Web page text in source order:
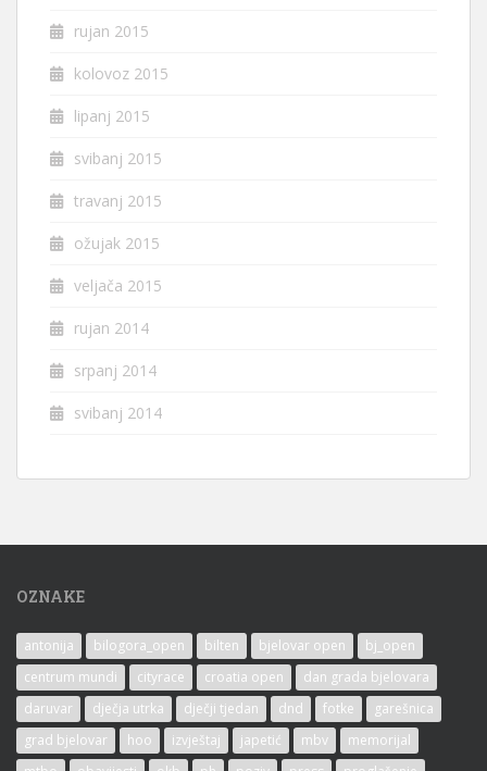
rujan 2015
kolovoz 2015
lipanj 2015
svibanj 2015
travanj 2015
ožujak 2015
veljača 2015
rujan 2014
srpanj 2014
svibanj 2014
OZNAKE
antonija bilogora_open bilten bjelovar open
bj_open
centrum mundi
cityrace croatia open
dan grada bjelovara
daruvar
dječja utrka dječji tjedan dnd fotke
garešnica
grad bjelovar
hoo izvještaj japetić mbv
memorijal